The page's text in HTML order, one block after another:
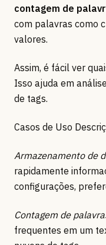
contagem de
com palavras como
valores.
Assim, é fácil ver
Isso ajuda em
de tags.
Casos de Uso
Armazenamento de
rapidamente
configurações,
Contagem de
frequentes em um